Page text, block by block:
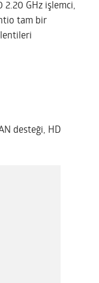
2.20 GHz işlemci,
tam bir
desteği, HD